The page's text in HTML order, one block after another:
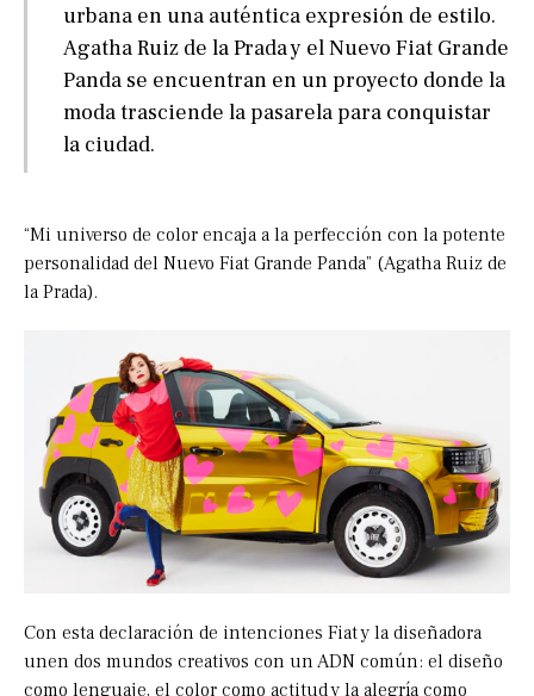
urbana en una auténtica expresión de estilo.
Agatha Ruiz de la Prada y el Nuevo Fiat Grande
Panda se encuentran en un proyecto donde la
moda trasciende la pasarela para conquistar
la ciudad.
“Mi universo de color encaja a la perfección con la potente
personalidad del Nuevo Fiat Grande Panda” (Agatha Ruiz de
la Prada).
Con esta declaración de intenciones Fiat y la diseñadora
unen dos mundos creativos con un ADN común: el diseño
como lenguaje, el color como actitud y la alegría como